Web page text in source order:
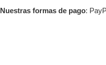
Nuestras formas de pago: